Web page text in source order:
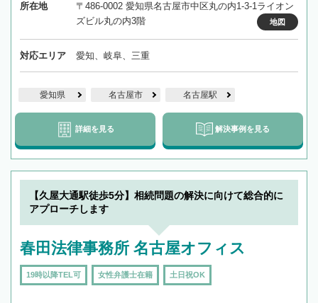
所在地
〒486-0002 愛知県名古屋市中区丸の内1-3-1ライオン
ズビル丸の内3階
地図
対応エリア 愛知、岐阜、三重
愛知県 名古屋市 名古屋駅
詳細を見る 解決事例を見る
【久屋大通駅徒歩5分】相続問題の解決に向けて総合的に
アプローチします
春田法律事務所 名古屋オフィス
19時以降TEL可 女性弁護士在籍 土日祝OK